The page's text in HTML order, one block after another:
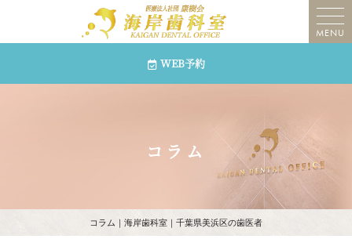
MENU
コラム
コラム｜海岸歯科室｜千葉県美浜区の歯医者
WEB予約